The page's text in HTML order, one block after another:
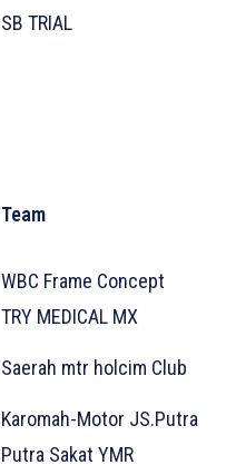
SB TRIAL
Team
WBC Frame Concept
TRY MEDICAL MX
Saerah mtr holcim Club
Karomah-Motor JS.Putra
Putra Sakat YMR